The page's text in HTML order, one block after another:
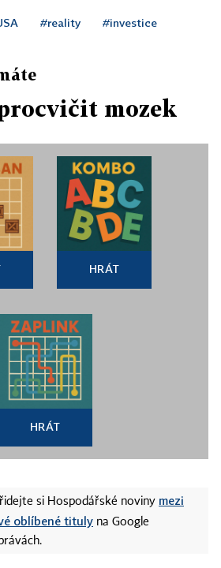
#reality #investice
mozek
HRÁT
HRÁT
si Hospodářské noviny mezi
oblíbené tituly na Google